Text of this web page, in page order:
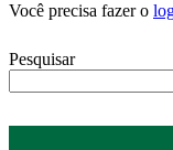
Você precisa fazer o
Pesquisar